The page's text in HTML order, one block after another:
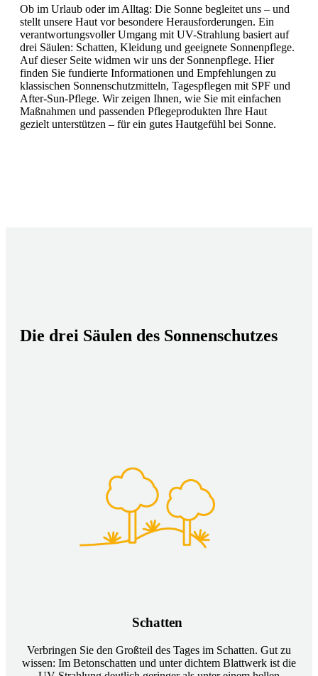
Ob im Urlaub oder im Alltag: Die Sonne begleitet uns – und
stellt unsere Haut vor besondere Herausforderungen. Ein
verantwortungsvoller Umgang mit UV-Strahlung basiert auf
drei Säulen: Schatten, Kleidung und geeignete Sonnenpflege.
Auf dieser Seite widmen wir uns der Sonnenpflege. Hier
finden Sie fundierte Informationen und Empfehlungen zu
klassischen Sonnenschutzmitteln, Tagespflegen mit SPF und
After-Sun-Pflege. Wir zeigen Ihnen, wie Sie mit einfachen
Maßnahmen und passenden Pflegeprodukten Ihre Haut
gezielt unterstützen – für ein gutes Hautgefühl bei Sonne.
Die drei Säulen des Sonnenschutzes
Schatten
Verbringen Sie den Großteil des Tages im Schatten. Gut zu
wissen: Im Betonschatten und unter dichtem Blattwerk ist die